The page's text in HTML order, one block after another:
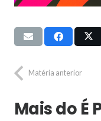
Matéria anterior
Mais do É